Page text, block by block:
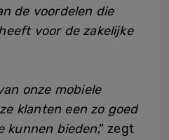
de voordelen die
voor de zakelijke
onze mobiele
klanten een zo goed
kunnen bieden,” zegt